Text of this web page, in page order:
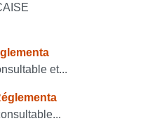
et...